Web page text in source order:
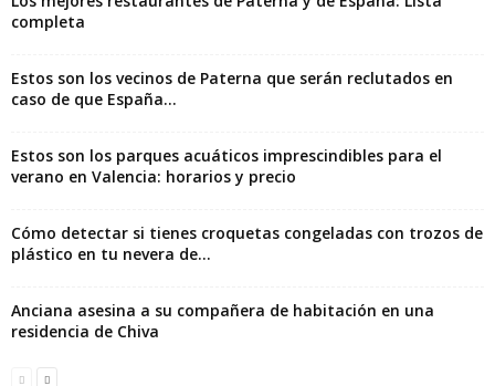
completa
Estos son los vecinos de Paterna que serán reclutados en
caso de que España...
Estos son los parques acuáticos imprescindibles para el
verano en Valencia: horarios y precio
Cómo detectar si tienes croquetas congeladas con trozos de
plástico en tu nevera de...
Anciana asesina a su compañera de habitación en una
residencia de Chiva